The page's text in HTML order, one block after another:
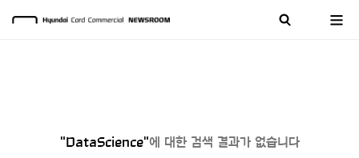
"DataScience"에 대한 검색 결과가 없습니다